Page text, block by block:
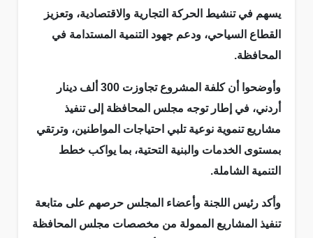
يسهم في تنشيط الحركة التجارية والاقتصادية، وتعزيز
القطاع السياحي، ودعم جهود التنمية المستدامة في
المحافظة.
وأوضحوا أن كلفة المشروع تجاوزت 300 ألف دينار
أردني، في إطار توجه مجلس المحافظة إلى تنفيذ
مشاريع تنموية نوعية تلبي احتياجات المواطنين، وترتقي
بمستوى الخدمات والبنية التحتية، بما يواكب خطط
التنمية الشاملة.
وأكد رئيس اللجنة وأعضاء المجلس حرصهم على متابعة
تنفيذ المشاريع الممولة من مخصصات مجلس المحافظة